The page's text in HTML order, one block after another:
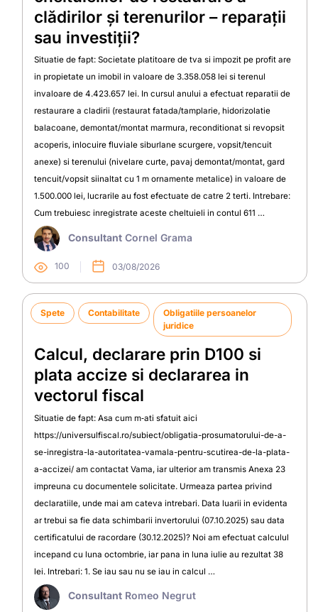
clădirilor și terenurilor – reparații
sau investiții?
Situatie de fapt: Societate platitoare de tva si impozit pe profit are
in propietate un imobil in valoare de 3.358.058 lei si terenul
invaloare de 4.423.657 lei. In cursul anului a efectuat reparatii de
restaurare a cladirii (restaurat fatada/tamplarie, hidorizolatie
balacoane, demontat/montat marmura, reconditionat si revopsit
acoperis, inlocuire fluviale siburlane scurgere, vopsit/tencuit
anexe) si terenului (nivelare curte, pavaj demontat/montat, gard
tencuit/vopsit siinaltat cu 1 m ornamente metalice) in valoare de
1.500.000 lei, lucrarile au fost efectuate de catre 2 terti. Intrebare:
Cum trebuiesc inregistrate aceste cheltuieli in contul 611 …
Consultant Cornel Grama
100 03/08/2026
Spete Contabilitate
Obligatiile persoanelor
juridice
Calcul, declarare prin D100 si
plata accize si declararea in
vectorul fiscal
Situatie de fapt: Asa cum m‑ati sfatuit aici
https://universulfiscal.ro/subiect/obligatia-prosumatorului-de-a-
se-inregistra-la-autoritatea-vamala-pentru-scutirea-de-la-plata-
a-accizei/ am contactat Vama, iar ulterior am transmis Anexa 23
impreuna cu documentele solicitate. Urmeaza partea privind
declaratiile, unde mai am cateva intrebari. Data luarii in evidenta
ar trebui sa fie data schimbarii invertorului (07.10.2025) sau data
certificatului de racordare (30.12.2025)? Noi am efectuat calculul
incepand cu luna octombrie, iar pana in luna iulie au rezultat 38
lei. Intrebari: 1. Se iau sau nu se iau in calcul …
Consultant Romeo Negrut